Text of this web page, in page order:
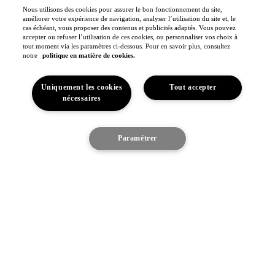
Découvrez le véhicule
Toyota Gazoo Racing
Toyota GR Sport
Dakar Rally
WRC - Championnat du monde des rallyes
WEC - Championnat du monde d'endurance FIA
GR H2 Racing Concept
This is Toyota
Toyota Belgium
Espace
Pourquoi Toyota
Confort du véhicule
Toyota vision & philosophie
Nous utilisons des cookies pour assurer le bon fonctionnement du site,
améliorer votre expérience de navigation, analyser l’utilisation du site et, le
cas échéant, vous proposer des contenus et publicités adaptés. Vous pouvez
accepter ou refuser l’utilisation de ces cookies, ou personnaliser vos choix à
tout moment via les paramètres ci-dessous. Pour en savoir plus, consultez
notre
politique en matière de cookies.
Tout accepter
Uniquement les cookies
nécessaires
Paramétrer